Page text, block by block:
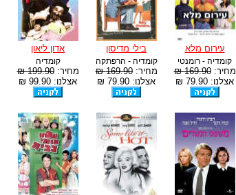
עירום מלא
קומדיה - רומנטי
מחיר:169.90 ₪
אצלנו: 79.90 ₪
בילי מדיסון
קומדיה - הרפתקה
מחיר:169.90 ₪
אצלנו: 79.90 ₪
אדון ליאון
קומדיה
מחיר:199.90 ₪
אצלנו: 99.90 ₪